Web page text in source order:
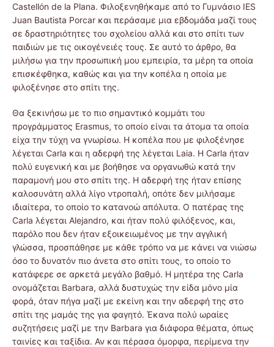
Castellόn de la Plana. Φιλοξενηθήκαμε από το Γυμνάσιο IES
Juan Bautista Porcar και περάσαμε μια εβδομάδα μαζί τους
σε δραστηριότητες του σχολείου αλλά και στο σπίτι των
παιδιών με τις οικογένειές τους. Σε αυτό το άρθρο, θα
μιλήσω για την προσωπική μου εμπειρία, τα μέρη τα οποία
επισκέφθηκα, καθώς και για την κοπέλα η οποία με
φιλοξένησε στο σπίτι της.
Θα ξεκινήσω με το πιο σημαντικό κομμάτι του
προγράμματος Erasmus, το οποίο είναι τα άτομα τα οποία
είχα την τύχη να γνωρίσω. Η κοπέλα που με φιλοξένησε
λέγεται Carla και η αδερφή της λέγεται Laia. Η Carla ήταν
πολύ ευγενική και με βοήθησε να οργανωθώ κατά την
παραμονή μου στο σπίτι της. Η αδερφή της ήταν επίσης
καλοσυνάτη αλλά λίγο ντροπαλή, οπότε δεν μιλήσαμε
ιδιαίτερα, το οποίο το κατανοώ απόλυτα. Ο πατέρας της
Carla λέγεται Alejandro, και ήταν πολύ φιλόξενος, και,
παρόλο που δεν ήταν εξοικειωμένος με την αγγλική
γλώσσα, προσπάθησε με κάθε τρόπο να με κάνει να νιώσω
όσο το δυνατόν πιο άνετα στο σπίτι τους, το οποίο το
κατάφερε σε αρκετά μεγάλο βαθμό. Η μητέρα της Carla
ονομάζεται Barbara, αλλά δυστυχώς την είδα μόνο μία
φορά, όταν πήγα μαζί με εκείνη και την αδερφή της στο
σπίτι της μαμάς της για φαγητό. Έκανα πολύ ωραίες
συζητήσεις μαζί με την Barbara για διάφορα θέματα, όπως
ταινίες και ταξίδια. Αν και πέρασα όμορφα, περίμενα την